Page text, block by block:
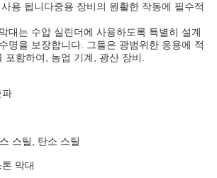
용 됩니다중용 장비의 원활한 작동에 필수적
대는 수압 실린더에 사용하도록 특별히 설계
명을 보장합니다. 그들은 광범위한 응용에 적
포함하여, 농업 기계, 광산 장비.
파
스틸, 탄소 스틸
막대